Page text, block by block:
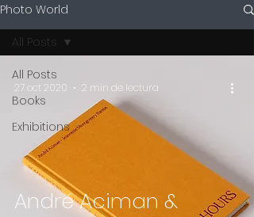
Photo World
All Posts
Books
Exhibitions
All Posts
André Aciman &
27 oct 2020 2 min de lectura